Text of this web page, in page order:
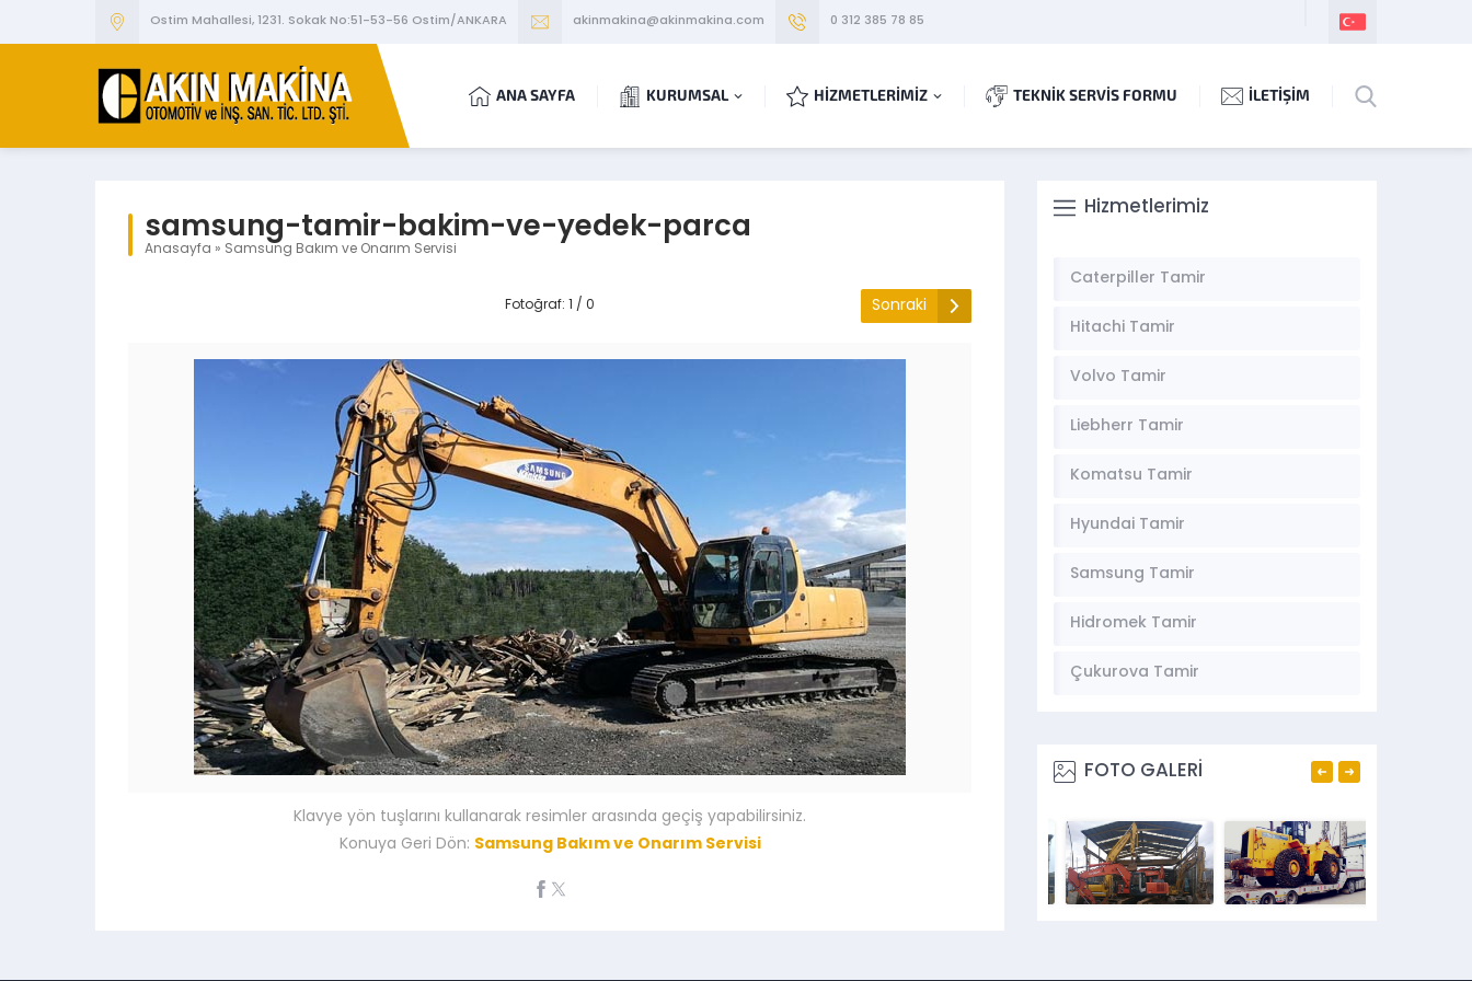
Ostim Mahallesi, 1231. Sokak No:51-53-56 Ostim/ANKARA akinmakina@akinmakina.com 0 312 385 78 85
ANA SAYFA KURUMSAL HİZMETLERİMİZ TEKNİK SERVİS FORMU İLETİŞİM
samsung-tamir-bakim-ve-yedek-parca
Anasayfa » Samsung Bakım ve Onarım Servisi
Fotoğraf: 1 / 0 Sonraki
Klavye yön tuşlarını kullanarak resimler arasında geçiş yapabilirsiniz.
Konuya Geri Dön: Samsung Bakım ve Onarım Servisi
Hizmetlerimiz
Caterpiller Tamir
Hitachi Tamir
Volvo Tamir
Liebherr Tamir
Komatsu Tamir
Hyundai Tamir
Samsung Tamir
Hidromek Tamir
Çukurova Tamir
FOTO GALERİ